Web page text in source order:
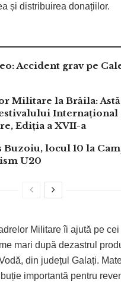
și distribuirea donațiilor.
Accident grav pe
Militare la Brăila:
Internațional
Ediția a XVII-a
locul 10 la
U20
Militare îi ajută pe
mari după dezastrul
din județul Galați.
importantă pentru